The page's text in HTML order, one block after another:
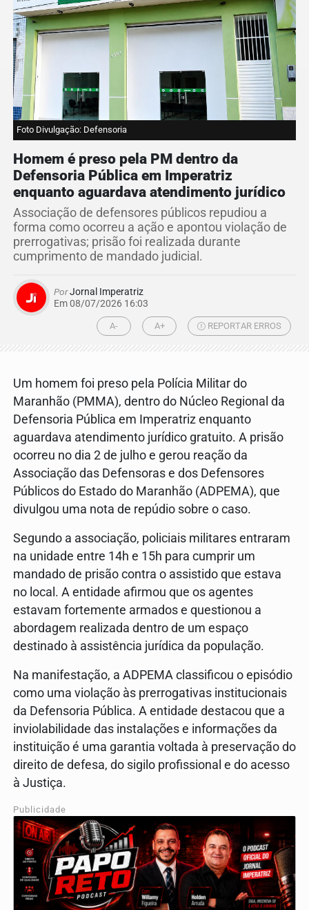
Foto Divulgação: Defensoria
Homem é preso pela PM dentro da
Defensoria Pública em Imperatriz
enquanto aguardava atendimento jurídico
Associação de defensores públicos repudiou a
forma como ocorreu a ação e apontou violação de
prerrogativas; prisão foi realizada durante
cumprimento de mandado judicial.
PorJornal Imperatriz
Em 08/07/2026 16:03
A- A+ REPORTAR ERROS
Um homem foi preso pela Polícia Militar do
Maranhão (PMMA), dentro do Núcleo Regional da
Defensoria Pública em Imperatriz enquanto
aguardava atendimento jurídico gratuito. A prisão
ocorreu no dia 2 de julho e gerou reação da
Associação das Defensoras e dos Defensores
Públicos do Estado do Maranhão (ADPEMA), que
divulgou uma nota de repúdio sobre o caso.
Segundo a associação, policiais militares entraram
na unidade entre 14h e 15h para cumprir um
mandado de prisão contra o assistido que estava
no local. A entidade afirmou que os agentes
estavam fortemente armados e questionou a
abordagem realizada dentro de um espaço
destinado à assistência jurídica da população.
Na manifestação, a ADPEMA classificou o episódio
como uma violação às prerrogativas institucionais
da Defensoria Pública. A entidade destacou que a
inviolabilidade das instalações e informações da
instituição é uma garantia voltada à preservação do
direito de defesa, do sigilo profissional e do acesso
à Justiça.
Publicidade